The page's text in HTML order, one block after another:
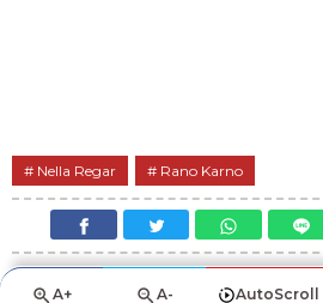
Nella Regar Rano Karno
A+ A- AutoScroll